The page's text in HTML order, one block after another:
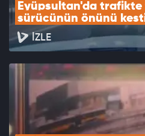
Eyüpsultan'da trafikte
sürücünün önünü
İZLE